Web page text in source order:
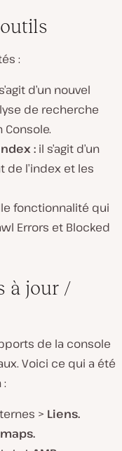
:
d’un nouvel
de recherche
Console.
: il s’agit d’un
de l’index et les
fonctionnalité qui
Errors et Blocked
à jour /
de la console
Voici ce qui a été
> Liens.